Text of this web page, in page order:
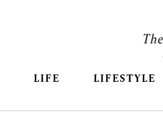
LIFE LIFESTYLE